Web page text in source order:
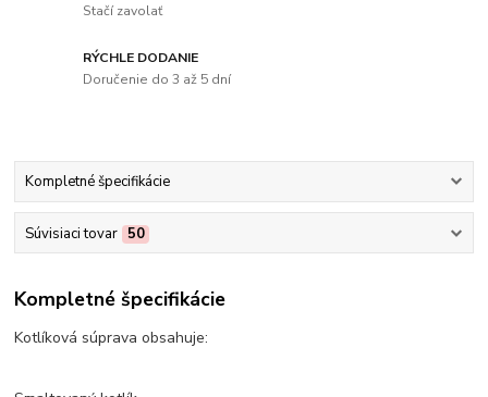
Stačí zavolať
RÝCHLE DODANIE
Doručenie do 3 až 5 dní
Kompletné špecifikácie
Súvisiaci tovar 50
Kompletné špecifikácie
Kotlíková súprava obsahuje: